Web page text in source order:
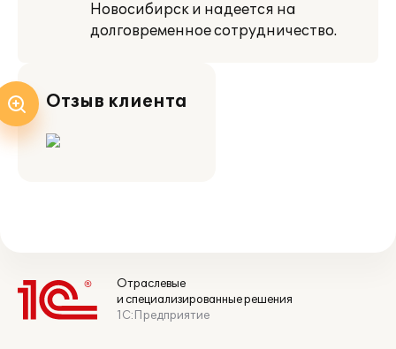
Новосибирск и надеется на
долговременное сотрудничество.
Отзыв клиента
Отраслевые
и специализированные решения
1С:Предприятие